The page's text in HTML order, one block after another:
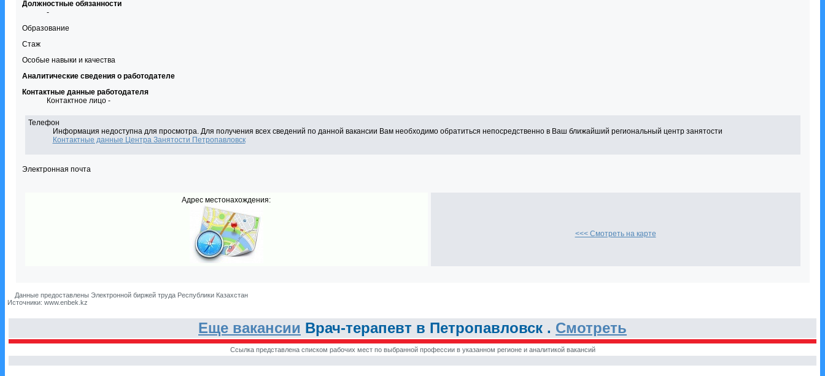
Должностные обязанности
-
Образование
Стаж
Особые навыки и качества
Аналитические сведения о работодателе
Контактные данные работодателя
Контактное лицо -
Телефон
Информация недоступна для просмотра. Для получения всех сведений по данной вакансии Вам необходимо обратиться непосредственно в Ваш ближайший региональный центр занятости
Контактные данные Центра Занятости Петропавловск
Электронная почта
Адрес местонахождения:
<<< Смотреть на карте
Данные предоставлены Электронной биржей труда Республики Казахстан
Источники: www.enbek.kz
Еще вакансии Врач-терапевт в Петропавловск . Смотреть
Ссылка представлена списком рабочих мест по выбранной профессии в указанном регионе и аналитикой вакансий